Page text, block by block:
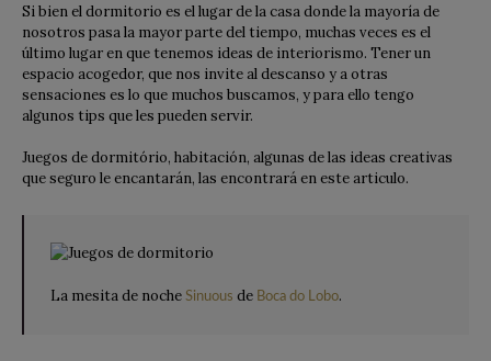
Si bien el dormitorio es el lugar de la casa donde la mayoría de
nosotros pasa la mayor parte del tiempo, muchas veces es el
último lugar en que tenemos ideas de interiorismo. Tener un
espacio acogedor, que nos invite al descanso y a otras
sensaciones es lo que muchos buscamos, y para ello tengo
algunos tips que les pueden servir.
Juegos de dormitório, habitación, algunas de las ideas creativas
que seguro le encantarán, las encontrará en este articulo.
La mesita de noche Sinuous de Boca do Lobo.